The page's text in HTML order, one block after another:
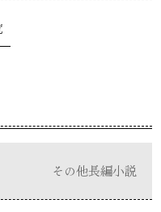
その他長編小説